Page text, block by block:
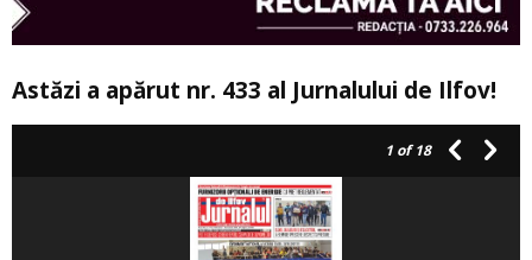
Astăzi a apărut nr. 433 al Jurnalului de Ilfov!
1 of 18